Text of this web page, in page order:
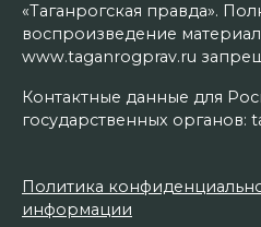
«Таганрогская правда».
воспроизведение
www.taganrogprav.ru
Контактные данные для
государственных органов:
Политика
информации